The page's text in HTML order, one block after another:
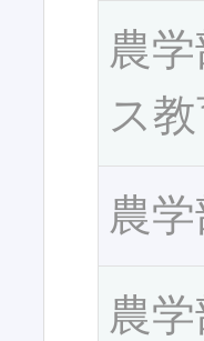
農
ス
農
農